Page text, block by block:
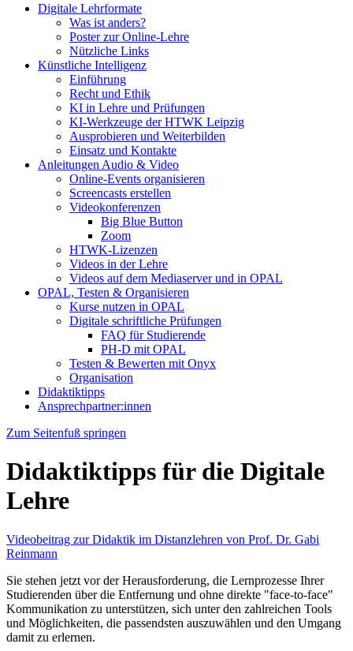
Digitale Lehrformate
Was ist anders?
Poster zur Online-Lehre
Nützliche Links
Künstliche Intelligenz
Einführung
Recht und Ethik
KI in Lehre und Prüfungen
KI-Werkzeuge der HTWK Leipzig
Ausprobieren und Weiterbilden
Einsatz und Kontakte
Anleitungen Audio & Video
Online-Events organisieren
Screencasts erstellen
Videokonferenzen
Big Blue Button
Zoom
HTWK-Lizenzen
Videos in der Lehre
Videos auf dem Mediaserver und in OPAL
OPAL, Testen & Organisieren
Kurse nutzen in OPAL
Digitale schriftliche Prüfungen
FAQ für Studierende
PH-D mit OPAL
Testen & Bewerten mit Onyx
Organisation
Didaktiktipps
Ansprechpartner:innen
Zum Seitenfuß springen
Didaktiktipps für die Digitale
Lehre
Videobeitrag zur Didaktik im Distanzlehren von Prof. Dr. Gabi
Reinmann
Sie stehen jetzt vor der Herausforderung, die Lernprozesse Ihrer
Studierenden über die Entfernung und ohne direkte "face-to-face"
Kommunikation zu unterstützen, sich unter den zahlreichen Tools
und Möglichkeiten, die passendsten auszuwählen und den Umgang
damit zu erlernen.